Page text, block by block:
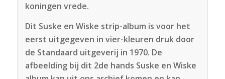
koningen vrede.
Dit Suske en Wiske strip-album is voor het
eerst uitgegeven in vier-kleuren druk door
de Standaard uitgeverij in 1970. De
afbeelding bij dit 2de hands Suske en Wiske